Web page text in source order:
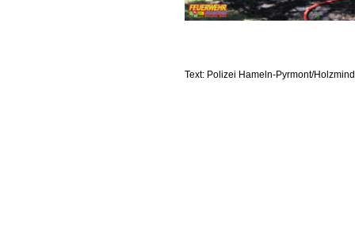
Text: Polizei Hameln-Pyrmont/